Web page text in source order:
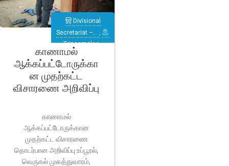
காணாமல்
ஆக்கப்பட்டோருக்கா
ன முதற்கட்ட
விசாரணை அறிவிப்பு
Divisional
Secretariat –… ,
Trincomalee ,
Verugal
(Eachchilampattu)
காணாமல்
ஆக்கப்பட்டோருக்கான
முதற்கட்ட விசாரணை
தொடர்பான அறிவிப்பு உப்பூரல்,
வெருகல் முகத்துவாரம்,